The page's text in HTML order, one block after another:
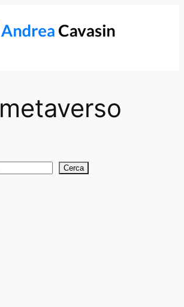
metaverso
Cerca